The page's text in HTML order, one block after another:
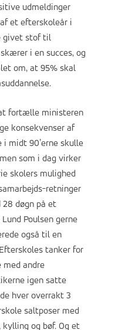
udmeldinger
et efterskoleår i
givet stof til
i en succes, og
om, at 95% skal
fortælle ministeren
konsekvenser af
i midt 90’erne skulle
som i dag virker
skolers mulighed
retninger
28 døgn på et
Poulsen gerne
også til en
tanker for
med andre
igen satte
hver overrakt 3
saltposer med
og bøf. Og et